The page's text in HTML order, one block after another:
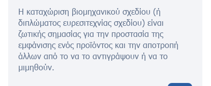
Η καταχώριση βιομηχανικού σχεδίου (ή
διπλώματος ευρεσιτεχνίας σχεδίου) είναι
ζωτικής σημασίας για την προστασία της
εμφάνισης ενός προϊόντος και την αποτροπή
άλλων από το να το αντιγράψουν ή να το
μιμηθούν.